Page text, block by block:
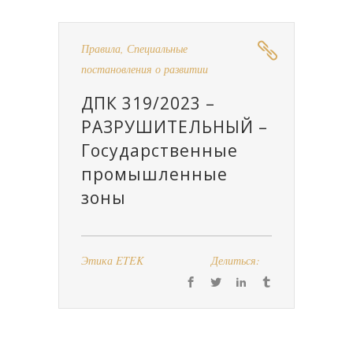
Правила, Специальные
постановления о развитии
ДПК 319/2023 –
РАЗРУШИТЕЛЬНЫЙ –
Государственные
промышленные
зоны
Этика ETEK Делиться: